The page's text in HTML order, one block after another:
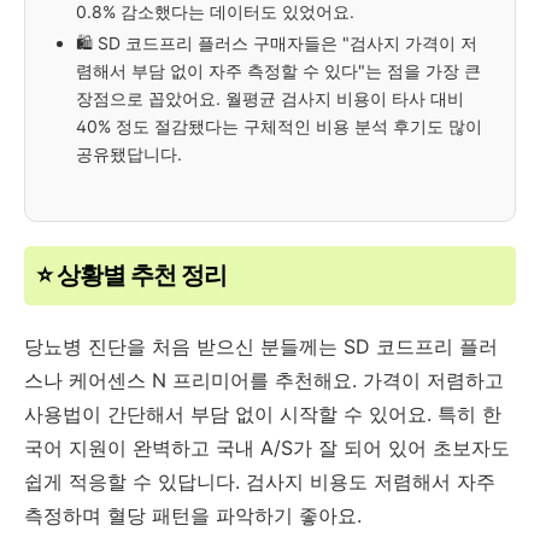
0.8% 감소했다는 데이터도 있었어요.
🛍️ SD 코드프리 플러스 구매자들은 "검사지 가격이 저
렴해서 부담 없이 자주 측정할 수 있다"는 점을 가장 큰
장점으로 꼽았어요. 월평균 검사지 비용이 타사 대비
40% 정도 절감됐다는 구체적인 비용 분석 후기도 많이
공유됐답니다.
⭐ 상황별 추천 정리
당뇨병 진단을 처음 받으신 분들께는 SD 코드프리 플러
스나 케어센스 N 프리미어를 추천해요. 가격이 저렴하고
사용법이 간단해서 부담 없이 시작할 수 있어요. 특히 한
국어 지원이 완벽하고 국내 A/S가 잘 되어 있어 초보자도
쉽게 적응할 수 있답니다. 검사지 비용도 저렴해서 자주
측정하며 혈당 패턴을 파악하기 좋아요.